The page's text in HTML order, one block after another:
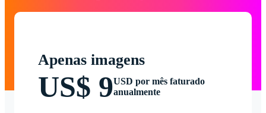
Apenas imagens
US$ 9USD por mês faturado
anualmente